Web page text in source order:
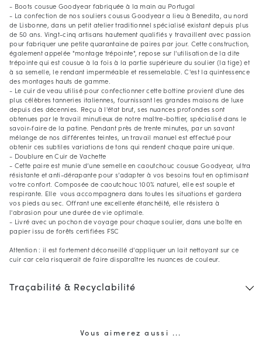
- Boots cousue Goodyear fabriquée à la main au Portugal
- La confection de nos souliers cousus Goodyear a lieu à Benedita, au nord
de Lisbonne, dans un petit atelier traditionnel spécialisé existant depuis plus
de 50 ans. Vingt-cinq artisans hautement qualifiés y travaillent avec passion
pour fabriquer une petite quarantaine de paires par jour. Cette construction,
également appelée "montage trépointe", repose sur l'utilisation de la dite
trépointe qui est cousue à la fois à la partie supérieure du soulier (la tige) et
à sa semelle, le rendant imperméable et ressemelable. C'est la quintessence
des montages hauts de gamme.
- Le cuir de veau utilisé pour confectionner cette bottine provient d'une des
plus célèbres tanneries italiennes, fournissant les grandes maisons de luxe
depuis des décennies. Reçu à l'état brut, ses nuances profondes sont
obtenues par le travail minutieux de notre maître-bottier, spécialisé dans le
savoir-faire de la patine. Pendant près de trente minutes, par un savant
mélange de nos différentes teintes, un travail manuel est effectué pour
obtenir ces subtiles variations de tons qui rendent chaque paire unique.
- Doublure en Cuir de Vachette
- Cette paire est munie d’une semelle en caoutchouc cousue Goodyear, ultra
résistante et anti-dérapante pour s’adapter à vos besoins tout en optimisant
votre confort. Composée de caoutchouc 100% naturel, elle est souple et
respirante. Elle vous accompagnera dans toutes les situations et gardera
vos pieds au sec. Offrant une excellente étanchéité, elle résistera à
l'abrasion pour une durée de vie optimale.
- Livré avec un pochon de voyage pour chaque soulier, dans une boîte en
papier issu de forêts certifiées FSC
Attention : il est fortement déconseillé d'appliquer un lait nettoyant sur ce
cuir car cela risquerait de faire disparaître les nuances de couleur.
Traçabilité & Recyclabilité
Vous aimerez aussi ...